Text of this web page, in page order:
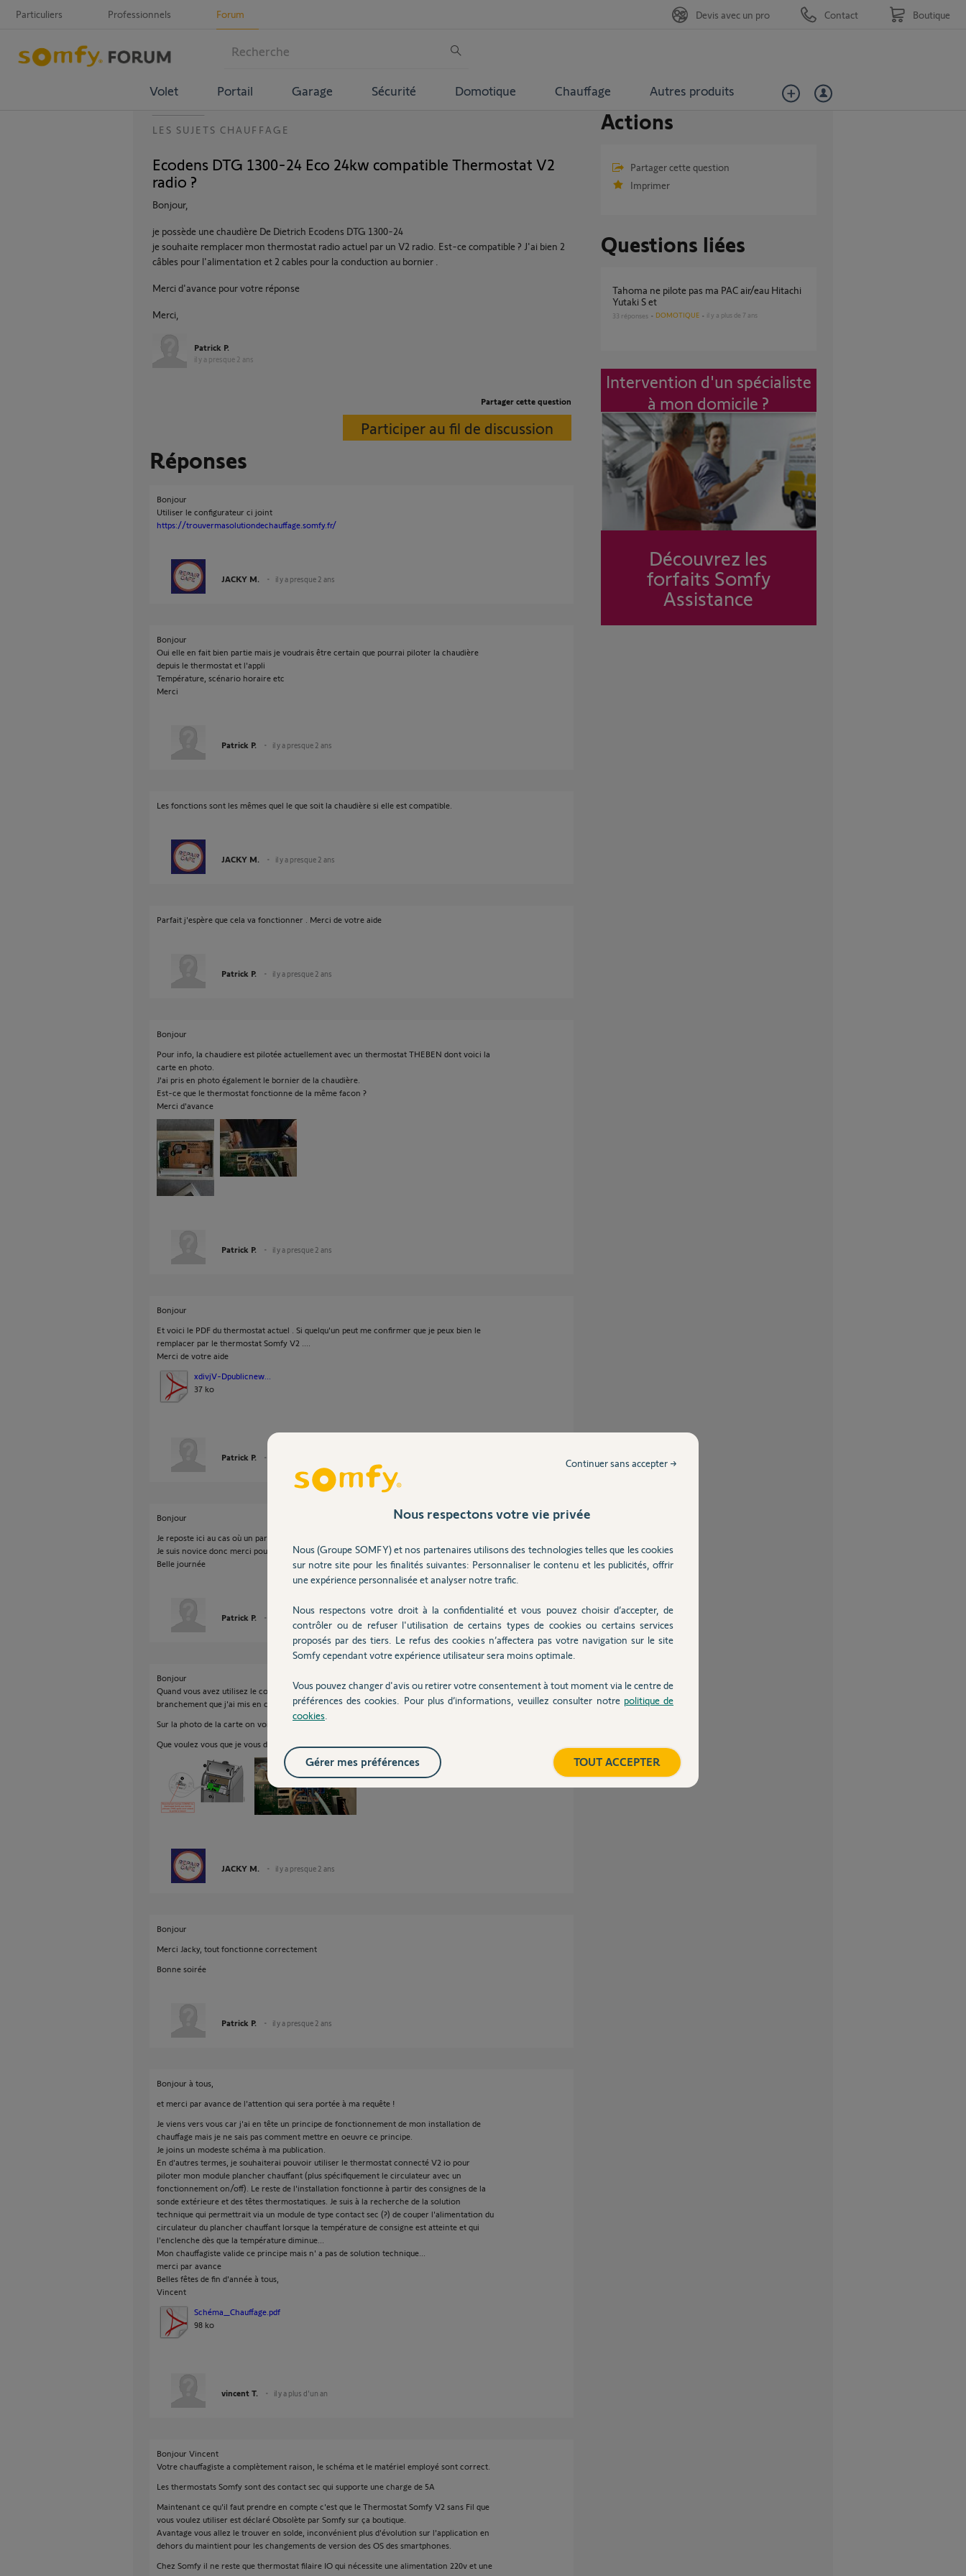
Particuliers Professionnels Forum
Volet Portail Garage Sécurité Domotique Chauffage Autres produits
Devis avec un pro Contact Boutique
LES SUJETS CHAUFFAGE
Ecodens DTG 1300-24 Eco 24kw compatible Thermostat V2
radio ?
Bonjour,
je possède une chaudière De Dietrich Ecodens DTG 1300-24
je souhaite remplacer mon thermostat radio actuel par un V2 radio. Est-ce compatible ? J'ai bien 2
câbles pour l'alimentation et 2 cables pour la conduction au bornier .
Merci d'avance pour votre réponse
Merci,
Patrick P.
il y a presque 2 ans
Partager cette question
Participer au fil de discussion
Réponses
Bonjour
Utiliser le configurateur ci joint
https://trouvermasolutiondechauffage.somfy.fr/
JACKY M. il y a presque 2 ans
Bonjour
Oui elle en fait bien partie mais je voudrais être certain que pourrai piloter la chaudière
depuis le thermostat et l'appli
Température, scénario horaire etc
Merci
Patrick P. il y a presque 2 ans
Les fonctions sont les mêmes quel le que soit la chaudière si elle est compatible.
JACKY M. il y a presque 2 ans
Parfait j'espère que cela va fonctionner . Merci de votre aide
Patrick P. il y a presque 2 ans
Bonjour
Pour info, la chaudiere est pilotée actuellement avec un thermostat THEBEN dont voici la
carte en photo.
J'ai pris en photo également le bornier de la chaudière.
Est-ce que le thermostat fonctionne de la même facon ?
Merci d'avance
Patrick P. il y a presque 2 ans
Bonjour
Et voici le PDF du thermostat actuel . Si quelqu'un peut me confirmer que je peux bien le
remplacer par le thermostat Somfy V2 ....
Merci de votre aide
xdivjV-Dpublicnew...
37 ko
Patrick P.
Bonjour
Je reposte ici au cas où un participant du forum ou un yellow peut m'apporter de l'aide
Je suis novice donc merci pour toutes vos explications
Belle journée
Patrick P.
Bonjour
Quand vous avez utilisez le configurateur celui ci vous a proposé un schéma de
branchement que j'ai mis en copie.
Sur la photo de la carte on voit parfaitement les bornes indiquées par la documentation.
Que voulez vous que je vous dise de plus.
JACKY M. il y a presque 2 ans
Bonjour
Merci Jacky, tout fonctionne correctement
Bonne soirée
Patrick P. il y a presque 2 ans
Bonjour à tous,
et merci par avance de l'attention qui sera portée à ma requête !
Je viens vers vous car j'ai en tête un principe de fonctionnement de mon installation de
chauffage mais je ne sais pas comment mettre en oeuvre ce principe.
Je joins un modeste schéma à ma publication.
En d'autres termes, je souhaiterai pouvoir utiliser le thermostat connecté V2 io pour
piloter mon module plancher chauffant (plus spécifiquement le circulateur avec un
fonctionnement on/off). Le reste de l'installation fonctionne à partir des consignes de la
sonde extérieure et des têtes thermostatiques. Je suis à la recherche de la solution
technique qui permettrait via un module de type contact sec (?) de couper l'alimentation du
circulateur du plancher chauffant lorsque la température de consigne est atteinte et qui
l'enclenche dès que la température diminue...
Mon chauffagiste valide ce principe mais n' a pas de solution technique...
merci par avance
Belles fêtes de fin d'année à tous,
Vincent
Schéma_Chauffage.pdf
98 ko
vincent T. il y a plus d'un an
Bonjour Vincent
Votre chauffagiste a complètement raison, le schéma et le matériel employé sont correct.
Les thermostats Somfy sont des contact sec qui supporte une charge de 5A
Maintenant ce qu'il faut prendre en compte c'est que le Thermostat Somfy V2 sans Fil que
vous voulez utiliser est déclaré Obsolète par Somfy sur ça boutique.
Avantage vous allez le trouver en solde, inconvénient plus d'évolution sur l'application en
dehors du maintient pour les changements de version des OS des smartphones.
Chez Somfy il ne reste que thermostat filaire IO qui nécessite une alimentation 220v et une
Actions
Partager cette question
Imprimer
Questions liées
Tahoma ne pilote pas ma PAC air/eau Hitachi
Yutaki S et
33 réponses DOMOTIQUE il y a plus de 7 ans
Intervention d'un spécialiste
à mon domicile ?
Découvrez les
forfaits Somfy
Assistance
Nous respectons votre vie privée
Nous (Groupe SOMFY) et nos partenaires utilisons des technologies telles que les cookies
sur notre site pour les finalités suivantes: Personnaliser le contenu et les publicités, offrir
une expérience personnalisée et analyser notre trafic.
Nous respectons votre droit à la confidentialité et vous pouvez choisir d’accepter, de
contrôler ou de refuser l'utilisation de certains types de cookies ou certains services
proposés par des tiers. Le refus des cookies n’affectera pas votre navigation sur le site
Somfy cependant votre expérience utilisateur sera moins optimale.
Vous pouvez changer d'avis ou retirer votre consentement à tout moment via le centre de
préférences des cookies. Pour plus d’informations, veuillez consulter notre politique de
cookies
Continuer sans accepter →
TOUT ACCEPTER
Gérer mes préférences